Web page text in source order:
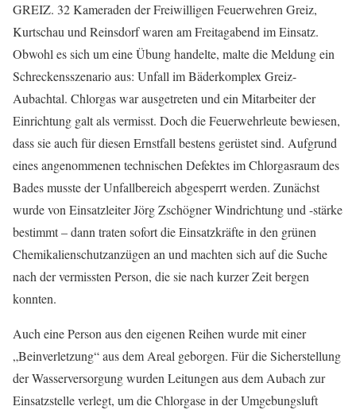
GREIZ. 32 Kameraden der Freiwilligen Feuerwehren Greiz,
Kurtschau und Reinsdorf waren am Freitagabend im Einsatz.
Obwohl es sich um eine Übung handelte, malte die Meldung ein
Schreckensszenario aus: Unfall im Bäderkomplex Greiz-
Aubachtal. Chlorgas war ausgetreten und ein Mitarbeiter der
Einrichtung galt als vermisst. Doch die Feuerwehrleute bewiesen,
dass sie auch für diesen Ernstfall bestens gerüstet sind. Aufgrund
eines angenommenen technischen Defektes im Chlorgasraum des
Bades musste der Unfallbereich abgesperrt werden. Zunächst
wurde von Einsatzleiter Jörg Zschögner Windrichtung und -stärke
bestimmt – dann traten sofort die Einsatzkräfte in den grünen
Chemikalienschutzanzügen an und machten sich auf die Suche
nach der vermissten Person, die sie nach kurzer Zeit bergen
konnten.
Auch eine Person aus den eigenen Reihen wurde mit einer
„Beinverletzung“ aus dem Areal geborgen. Für die Sicherstellung
der Wasserversorgung wurden Leitungen aus dem Aubach zur
Einsatzstelle verlegt, um die Chlorgase in der Umgebungsluft